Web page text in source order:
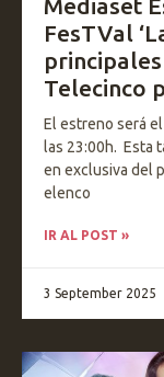
Mediaset
FesTVal
Telecinco
El estreno será
las 23:00h. Esta
en exclusiva del
elenco
IR AL POST »
3 September 2025